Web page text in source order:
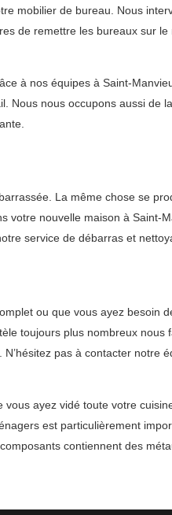
mobilier de bureau. Nous
de remettre les bureaux sur
à nos équipes à Saint-
Nous nous occupons aussi
La même chose se
nouvelle maison à Saint-
service de débarras et
ou que vous ayez besoin
toujours plus nombreux
pas à contacter notre
ayez vidé toute votre
est particulièrement
contiennent des